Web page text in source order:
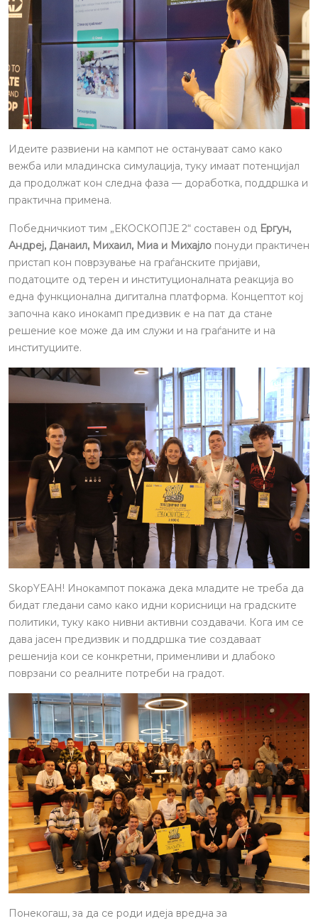
Идеите развиени на кампот не остануваат само како
вежба или младинска симулација, туку имаат потенцијал
да продолжат кон следна фаза — доработка, поддршка и
практична примена.
Победничкиот тим „ЕКОСКОПЈЕ 2“ составен од Ергун,
Андреј, Данаил, Михаил, Миа и Михајло понуди практичен
пристап кон поврзување на граѓанските пријави,
податоците од терен и институционалната реакција во
една функционална дигитална платформа. Концептот кој
започна како инокамп предизвик е на пат да стане
решение кое може да им служи и на граѓаните и на
институциите.
SkopYEAH! Инокампот покажа дека младите не треба да
бидат гледани само како идни корисници на градските
политики, туку како нивни активни создавачи. Кога им се
дава јасен предизвик и поддршка тие создаваат
решенија кои се конкретни, применливи и длабоко
поврзани со реалните потреби на градот.
Понекогаш, за да се роди идеја вредна за